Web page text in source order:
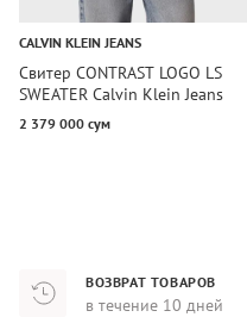
CALVIN KLEIN JEANS
Свитер CONTRAST LOGO LS
SWEATER Calvin Klein Jeans
2 379 000 сум
ВОЗВРАТ ТОВАРОВ
в течение 10 дней